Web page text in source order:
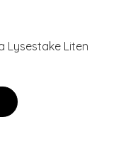
Lysestake Liten